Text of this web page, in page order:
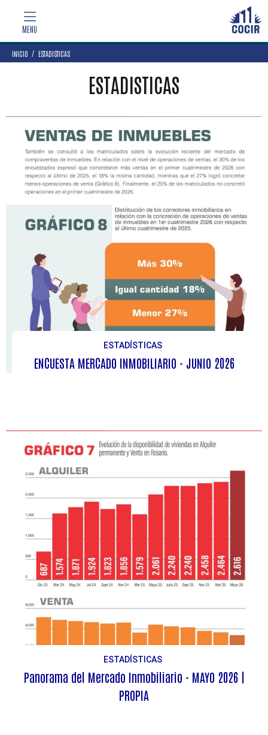
INICIO ESTADISTICAS
ESTADISTICAS
ESTADÍSTICAS
ENCUESTA MERCADO INMOBILIARIO - JUNIO 2026
ESTADÍSTICAS
Panorama del Mercado Inmobiliario - MAYO 2026 |
PROPIA